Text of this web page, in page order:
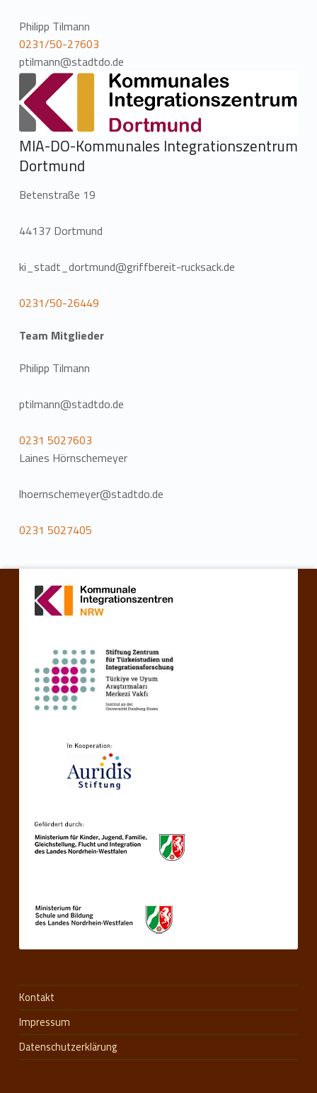
Philipp Tilmann
0231/50-27603
ptilmann@stadtdo.de
MIA-DO-Kommunales Integrationszentrum
Dortmund
Betenstraße 19
44137 Dortmund
ki_stadt_dortmund@griffbereit-rucksack.de
0231/50-26449
Team Mitglieder
Philipp Tilmann
ptilmann@stadtdo.de
0231 5027603
Laines Hörnschemeyer
lhoernschemeyer@stadtdo.de
0231 5027405
Kontakt
Impressum
Datenschutzerklärung